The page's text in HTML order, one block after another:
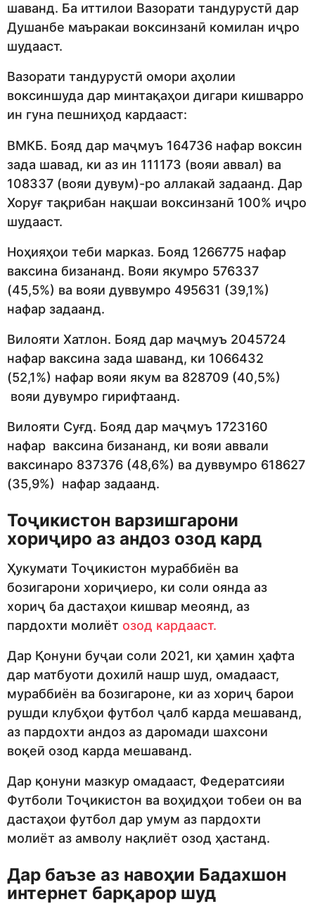
шаванд. Ба иттилои Вазорати тандурустӣ дар
Душанбе маъракаи воксинзанӣ комилан иҷро
шудааст.
Вазорати тандурустӣ омори аҳолии
воксиншуда дар минтақаҳои дигари кишварро
ин гуна пешниҳод кардааст:
ВМКБ. Бояд дар маҷмуъ 164736 нафар воксин
зада шавад, ки аз ин 111173 (вояи аввал) ва
108337 (вояи дувум)-ро аллакай задаанд. Дар
Хоруғ тақрибан нақшаи воксинзанӣ 100% иҷро
шудааст.
Ноҳияҳои теби марказ. Бояд 1266775 нафар
ваксина бизананд. Вояи якумро 576337
(45,5%) ва вояи дуввумро 495631 (39,1%)
нафар задаанд.
Вилояти Хатлон. Бояд дар маҷмуъ 2045724
нафар ваксина зада шаванд, ки 1066432
(52,1%) нафар вояи якум ва 828709 (40,5%)
вояи дувумро гирифтаанд.
Вилояти Суғд. Бояд дар маҷмуъ 1723160
нафар ваксина бизананд, ки вояи аввали
ваксинаро 837376 (48,6%) ва дуввумро 618627
(35,9%) нафар задаанд.
Тоҷикистон варзишгарони
хориҷиро аз андоз озод кард
Ҳукумати Тоҷикистон мураббиён ва
бозигарони хориҷиеро, ки соли оянда аз
хориҷ ба дастаҳои кишвар меоянд, аз
пардохти молиёт озод кардааст.
Дар Қонуни буҷаи соли 2021, ки ҳамин ҳафта
дар матбуоти дохилӣ нашр шуд, омадааст,
мураббиён ва бозигароне, ки аз хориҷ барои
рушди клубҳои футбол ҷалб карда мешаванд,
аз пардохти андоз аз даромади шахсони
воқеӣ озод карда мешаванд.
Дар қонуни мазкур омадааст, Федератсияи
Футболи Тоҷикистон ва воҳидҳои тобеи он ва
дастаҳои футбол дар умум аз пардохти
молиёт аз амволу нақлиёт озод ҳастанд.
Дар баъзе аз навоҳии Бадахшон
интернет барқарор шуд